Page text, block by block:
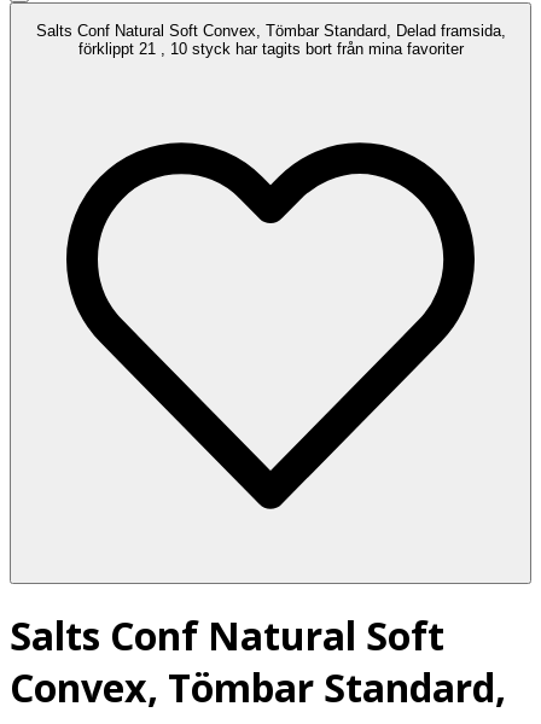
Salts Conf Natural Soft Convex, Tömbar Standard, Delad framsida,
förklippt 21 , 10 styck har tagits bort från mina favoriter
Salts Conf Natural Soft
Convex, Tömbar Standard,